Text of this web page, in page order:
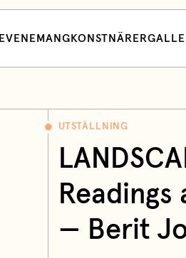
EVENEMANG KONSTNÄRER
UTSTÄLLNING
— Berit